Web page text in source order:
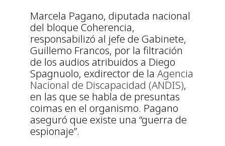
Marcela Pagano, diputada nacional
del bloque Coherencia,
responsabilizó al jefe de Gabinete,
Guillemo Francos, por la filtración
de los audios atribuidos a Diego
Spagnuolo, exdirector de la Agencia
Nacional de Discapacidad (ANDIS),
en las que se habla de presuntas
coimas en el organismo. Pagano
aseguró que existe una “guerra de
espionaje”.